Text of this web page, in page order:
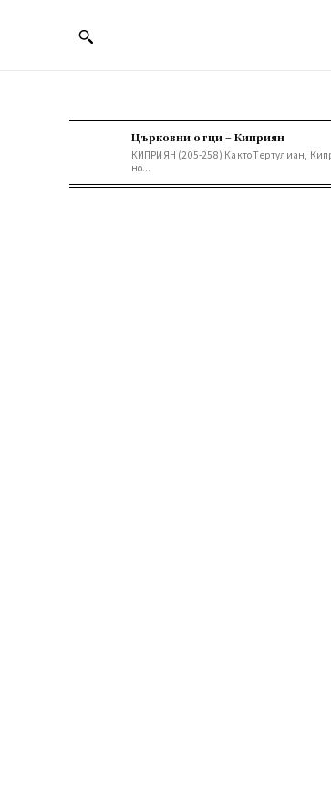
Църковни отци – Киприян
КИПРИЯН (205-258) Кaктo Тeртулиaн, Киприян е aдвoкaт,
нo...